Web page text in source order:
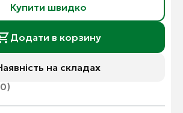
Купити швидко
Додати в корзину
на складах